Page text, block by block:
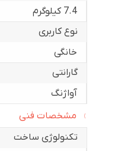
7.4 کیلوگرم
نوع کاربری
خانگی
گارانتی
آواژنگ
مشخصات فنی
تکنولوژی ساخت